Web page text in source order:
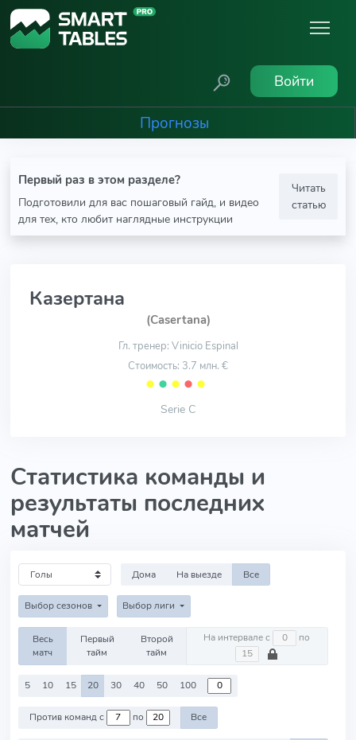
Войти
Прогнозы
Первый раз в этом разделе?
Подготовили для вас пошаговый гайд, и видео
для тех, кто любит наглядные инструкции
Читать
статью
Казертана
(Casertana)
Гл. тренер: Vinicio Espinal
Стоимость: 3.7 млн. €
⬤ ⬤ ⬤ ⬤ ⬤
Serie C
Статистика команды и
результаты последних
матчей
Дома На выезде Все
Выбор сезонов Выбор лиги
Весь
матч
Первый
тайм
Второй
тайм
На интервале с по
5 10 15 20 30 40 50 100
Против команд с по Все